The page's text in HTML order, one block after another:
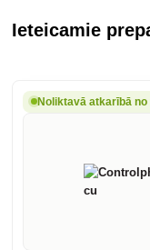
Ieteicamie
Noliktavā atkarībā no